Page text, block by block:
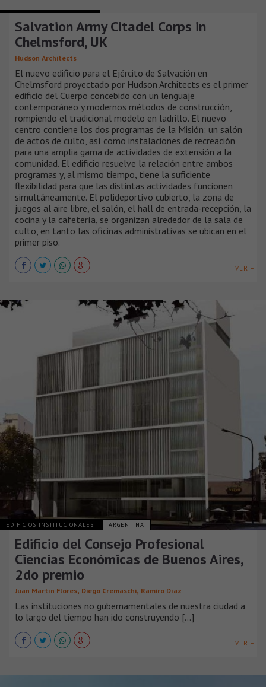
Salvation Army Citadel Corps in
Chelmsford, UK
Hudson Architects
El nuevo edificio para el Ejército de Salvación en
Chelmsford proyectado por Hudson Architects es el primer
edificio del Cuerpo concebido con un lenguaje
contemporáneo y modernos métodos de construcción,
rompiendo el tradicional modelo en ladrillo. El nuevo
centro contiene los dos programas de la Misión: un salón
de actos de culto, así como instalaciones de recreación
para una amplia gama de actividades de extensión a la
comunidad. El edificio resuelve la relación entre ambos
programas y, al mismo tiempo, tiene la suficiente
flexibilidad para que las distintas actividades funcionen
simultáneamente. El polideportivo cubierto, la zona de
juegos al aire libre, el salón, el hall de entrada-recepción, la
cocina y la cafetería, se organizan alrededor de la sala de
culto, en tanto las oficinas administrativas se ubican en el
primer piso.
VER +
EDIFICIOS INSTITUCIONALES ARGENTINA
Edificio del Consejo Profesional
Ciencias Económicas de Buenos Aires,
2do premio
Juan Martín Flores, Diego Cremaschi, Ramiro Díaz
Las instituciones no gubernamentales de nuestra ciudad a
lo largo del tiempo han ido construyendo [...]
VER +